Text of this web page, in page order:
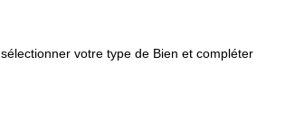
votre type de Bien et compléter